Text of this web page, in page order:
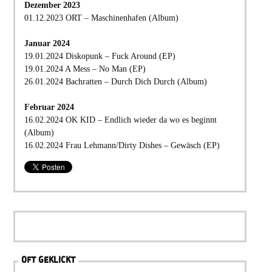
Dezember 2023
01.12.2023 ORT – Maschinenhafen (Album)
Januar 2024
19.01.2024 Diskopunk – Fuck Around (EP)
19.01.2024 A Mess – No Man (EP)
26.01.2024 Bachratten – Durch Dich Durch (Album)
Februar 2024
16.02.2024 OK KID – Endlich wieder da wo es beginnt
(Album)
16.02.2024 Frau Lehmann/Dirty Dishes – Gewäsch (EP)
OFT GEKLICKT